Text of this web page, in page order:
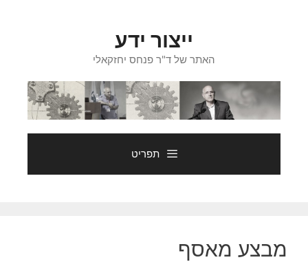
ייצור ידע
האתר של ד"ר פנחס יחזקאלי
תפריט
מבצע מאסף